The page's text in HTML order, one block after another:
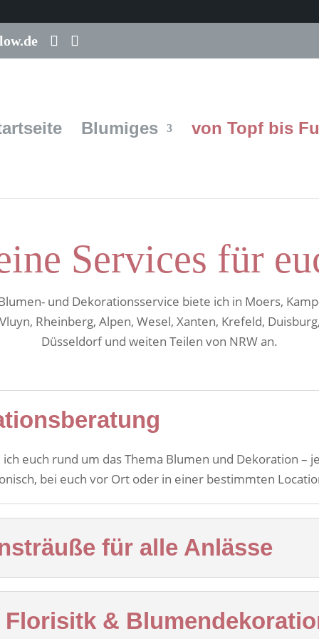
Blumiges von Topf bis
Services für
und Dekorationsservice biete ich in Moers,
Rheinberg, Alpen, Wesel, Xanten, Krefeld,
Düsseldorf und weiten Teilen von NRW an.
euch rund um das Thema Blumen und Dekoration –
bei euch vor Ort oder in einer bestimmten
für alle Anlässe
Florisitk &